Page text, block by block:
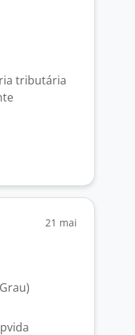
tributária
21 mai